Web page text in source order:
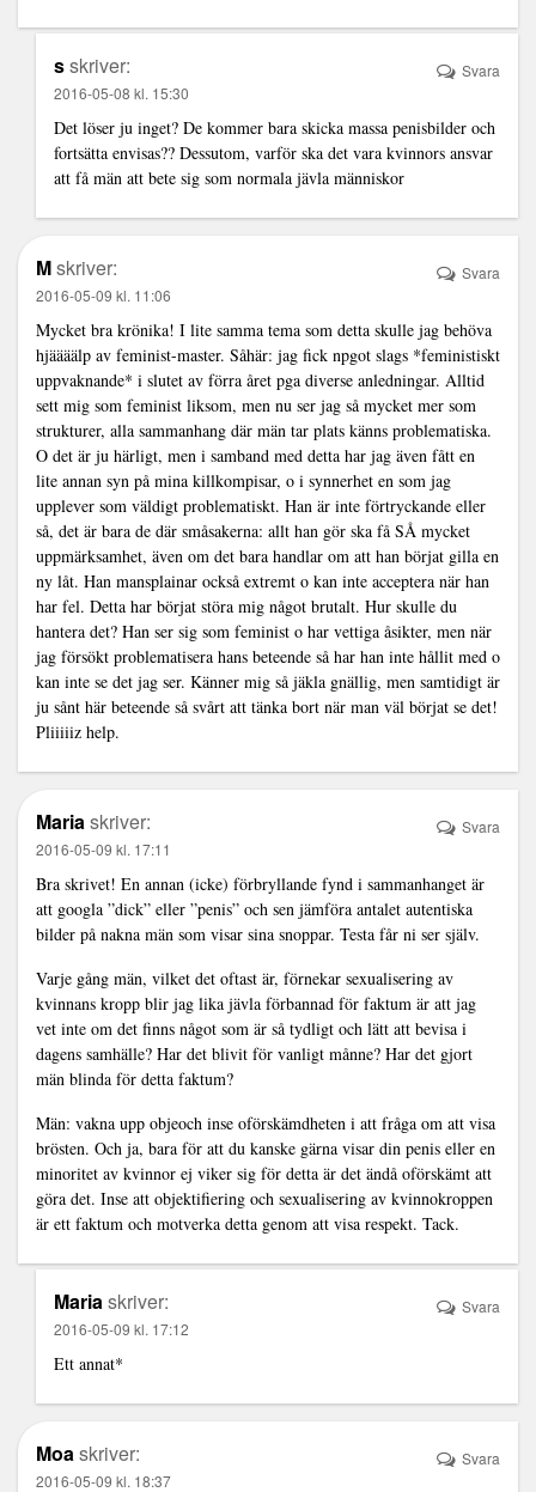
sskriver:
2016-05-08 kl. 15:30
Det löser ju inget? De kommer bara skicka massa penisbilder och
fortsätta envisas?? Dessutom, varför ska det vara kvinnors ansvar
att få män att bete sig som normala jävla människor
Svara
Mskriver:
2016-05-09 kl. 11:06
Mycket bra krönika! I lite samma tema som detta skulle jag behöva
hjäääälp av feminist-master. Såhär: jag fick npgot slags *feministiskt
uppvaknande* i slutet av förra året pga diverse anledningar. Alltid
sett mig som feminist liksom, men nu ser jag så mycket mer som
strukturer, alla sammanhang där män tar plats känns problematiska.
O det är ju härligt, men i samband med detta har jag även fått en
lite annan syn på mina killkompisar, o i synnerhet en som jag
upplever som väldigt problematiskt. Han är inte förtryckande eller
så, det är bara de där småsakerna: allt han gör ska få SÅ mycket
uppmärksamhet, även om det bara handlar om att han börjat gilla en
ny låt. Han mansplainar också extremt o kan inte acceptera när han
har fel. Detta har börjat störa mig något brutalt. Hur skulle du
hantera det? Han ser sig som feminist o har vettiga åsikter, men när
jag försökt problematisera hans beteende så har han inte hållit med o
kan inte se det jag ser. Känner mig så jäkla gnällig, men samtidigt är
ju sånt här beteende så svårt att tänka bort när man väl börjat se det!
Pliiiiiz help.
Svara
Mariaskriver:
2016-05-09 kl. 17:11
Bra skrivet! En annan (icke) förbryllande fynd i sammanhanget är
att googla ”dick” eller ”penis” och sen jämföra antalet autentiska
bilder på nakna män som visar sina snoppar. Testa får ni ser själv.
Varje gång män, vilket det oftast är, förnekar sexualisering av
kvinnans kropp blir jag lika jävla förbannad för faktum är att jag
vet inte om det finns något som är så tydligt och lätt att bevisa i
dagens samhälle? Har det blivit för vanligt månne? Har det gjort
män blinda för detta faktum?
Män: vakna upp objeoch inse oförskämdheten i att fråga om att visa
brösten. Och ja, bara för att du kanske gärna visar din penis eller en
minoritet av kvinnor ej viker sig för detta är det ändå oförskämt att
göra det. Inse att objektifiering och sexualisering av kvinnokroppen
är ett faktum och motverka detta genom att visa respekt. Tack.
Svara
Mariaskriver:
2016-05-09 kl. 17:12
Ett annat*
Svara
Moaskriver:
2016-05-09 kl. 18:37
Svara